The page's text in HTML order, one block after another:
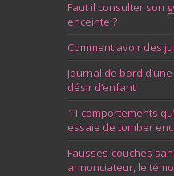
Faut il consulter son
enceinte ?
Comment avoir des
Journal de bord
désir d’enfant
11 comportements
essaie de tomber
Fausses-couches
annonciateur, le